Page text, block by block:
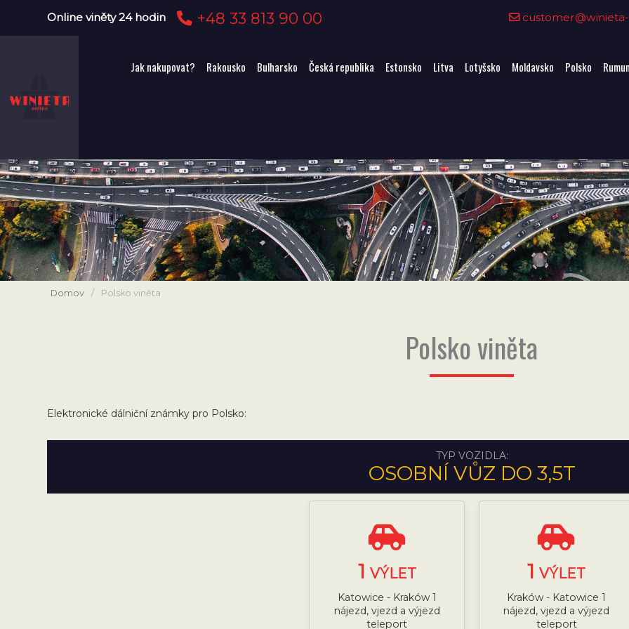
Online viněty 24 hodin +48 33 813 90 00
Jak nakupovat? Rakousko Bulharsko Česká republika Estonsko Litva Lotyšsko Moldavsko Polsko
Domov / Polsko viněta
Polsko viněta
Elektronické dálniční známky pro Polsko:
TYP VOZIDLA:
OSOBNÍ VŮZ DO 3,5T
1 VÝLET
Katowice - Kraków 1
nájezd, vjezd a výjezd
teleport
1VÝLET
Kraków - Katowice 1
nájezd, vjezd a výjezd
teleport